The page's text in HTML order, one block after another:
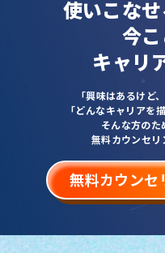
使いこな
今こ
キャリ
「興味はあるけど
「どんなキャリアを
そんな方のた
無料カウンセリ
無料カウンセ